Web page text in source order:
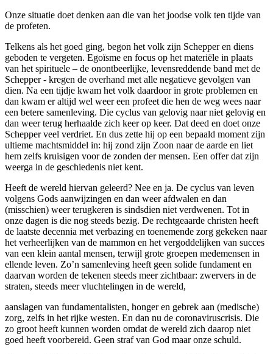
Onze situatie doet denken aan die van het joodse volk ten tijde van
de profeten.
Telkens als het goed ging, begon het volk zijn Schepper en diens
geboden te vergeten. Egoïsme en focus op het materiële in plaats
van het spirituele – de onontbeerlijke, levensreddende band met de
Schepper - kregen de overhand met alle negatieve gevolgen van
dien. Na een tijdje kwam het volk daardoor in grote problemen en
dan kwam er altijd wel weer een profeet die hen de weg wees naar
een betere samenleving. Die cyclus van gelovig naar niet gelovig en
dan weer terug herhaalde zich keer op keer. Dat deed en doet onze
Schepper veel verdriet. En dus zette hij op een bepaald moment zijn
ultieme machtsmiddel in: hij zond zijn Zoon naar de aarde en liet
hem zelfs kruisigen voor de zonden der mensen. Een offer dat zijn
weerga in de geschiedenis niet kent.
Heeft de wereld hiervan geleerd? Nee en ja. De cyclus van leven
volgens Gods aanwijzingen en dan weer afdwalen en dan
(misschien) weer terugkeren is sindsdien niet verdwenen. Tot in
onze dagen is die nog steeds bezig. De rechtgeaarde christen heeft
de laatste decennia met verbazing en toenemende zorg gekeken naar
het verheerlijken van de mammon en het vergoddelijken van succes
van een klein aantal mensen, terwijl grote groepen medemensen in
ellende leven. Zo’n samenleving heeft geen solide fundament en
daarvan worden de tekenen steeds meer zichtbaar: zwervers in de
straten, steeds meer vluchtelingen in de wereld,
aanslagen van fundamentalisten, honger en gebrek aan (medische)
zorg, zelfs in het rijke westen. En dan nu de coronaviruscrisis. Die
zo groot heeft kunnen worden omdat de wereld zich daarop niet
goed heeft voorbereid. Geen straf van God maar onze schuld.